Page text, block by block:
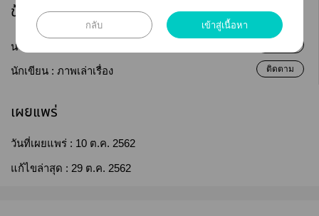
ข้อมูลนักเขียน
นามปากกา :
นักเขียน : ภาพเล่าเรื่อง ติดตาม
เผยแพร่
วันที่เผยแพร่ : 10 ต.ค. 2562
แก้ไขล่าสุด : 29 ต.ค. 2562
กลับ เข้าสู่เนื้อหา